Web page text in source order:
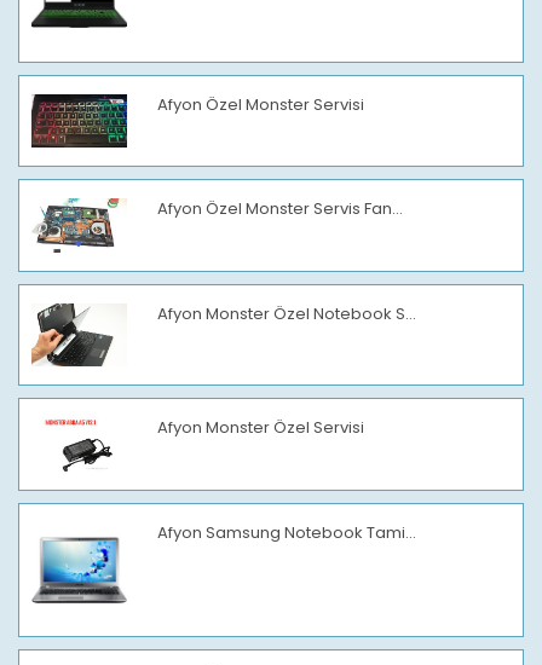
Afyon Özel Monster Servisi
Afyon Özel Monster Servis Fan...
Afyon Monster Özel Notebook S...
Afyon Monster Özel Servisi
Afyon Samsung Notebook Tami...